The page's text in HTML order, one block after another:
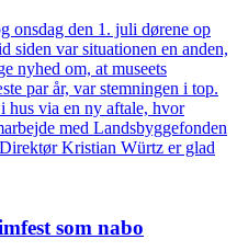
onsdag den 1. juli dørene op
siden var situationen en anden,
nyhed om, at museets
par år, var stemningen i top.
hus via en ny aftale, hvor
med Landsbyggefonden
Kristian Würtz er glad
som nabo